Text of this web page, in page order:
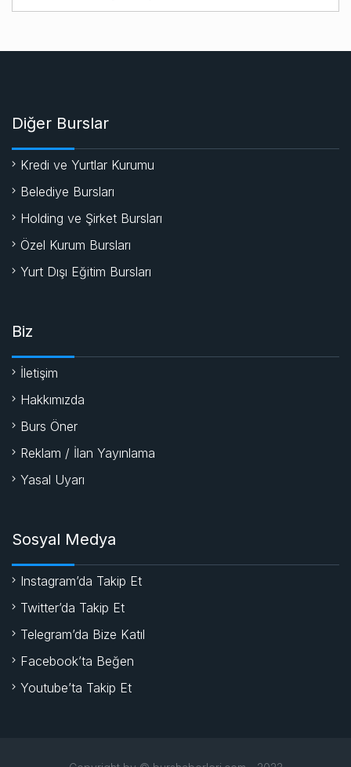
Diğer Burslar
Kredi ve Yurtlar Kurumu
Belediye Bursları
Holding ve Şirket Bursları
Özel Kurum Bursları
Yurt Dışı Eğitim Bursları
Biz
İletişim
Hakkımızda
Burs Öner
Reklam / İlan Yayınlama
Yasal Uyarı
Sosyal Medya
Instagram’da Takip Et
Twitter’da Takip Et
Telegram’da Bize Katıl
Facebook’ta Beğen
Youtube’ta Takip Et